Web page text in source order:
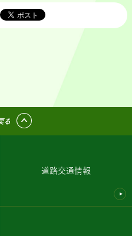
る
道路交通情報